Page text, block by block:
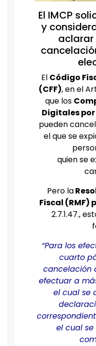
El IMCP
y
aclarar
El Código
(CFF), en el
que los
Digitales
pueden
el que se
quien se
Pero la
Fiscal (RMF)
2.7.1.47.,
“Para los
cuarto
cancelación
efectuar a
el cual se
el cual